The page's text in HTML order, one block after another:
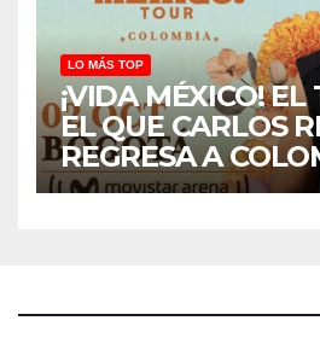
LO MÁS TOP
¡VIDA MÉXICO! EL
EL QUE CARLOS
REGRESA A